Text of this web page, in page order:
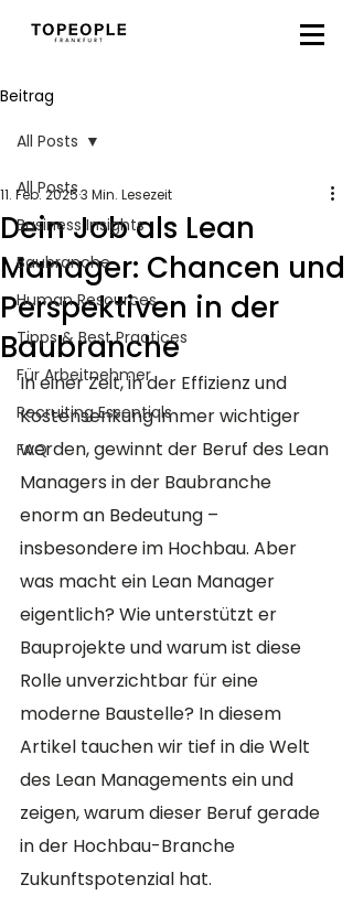
Beitrag
All Posts
Business Insights
Baubranche
Human Resources
Tipps & Best Practices
Für Arbeitnehmer
Recruiting Essentials
FAQ
All Posts
Dein Job als Lean
Manager: Chancen und
Perspektiven in der
Baubranche
11. Feb. 20253 Min. Lesezeit
In einer Zeit, in der Effizienz und
Kostensenkung immer wichtiger
werden, gewinnt der Beruf des Lean
Managers in der Baubranche
enorm an Bedeutung –
insbesondere im Hochbau. Aber
was macht ein Lean Manager
eigentlich? Wie unterstützt er
Bauprojekte und warum ist diese
Rolle unverzichtbar für eine
moderne Baustelle? In diesem
Artikel tauchen wir tief in die Welt
des Lean Managements ein und
zeigen, warum dieser Beruf gerade
in der Hochbau-Branche
Zukunftspotenzial hat.